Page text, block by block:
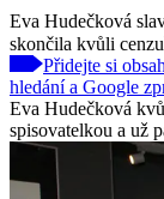
Eva Hudečková
skončila kvůli
Přidejte si
hledání a Google
Eva Hudečková
spisovatelkou a už